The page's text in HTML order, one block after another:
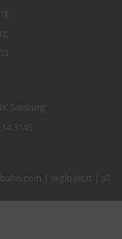
Salzburg
3145
| skglb.jetzt | all